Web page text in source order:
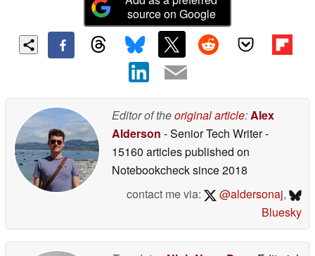
source on Google
Editor of theoriginal article:Alex
Alderson - Senior Tech Writer-
15160 articles published on
Notebookchecksince 2018
contact me via:
@aldersonaj,
Bluesky